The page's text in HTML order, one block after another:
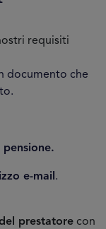
requisiti
documento che
e-mail .
prestatore con